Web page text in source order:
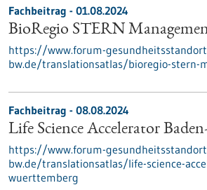
Fachbeitrag - 01.08.2024
BioRegio STERN
https://www.forum-
bw.de/translationsatlas/bioregio-stern-
Fachbeitrag - 08.08.2024
Life Science Accelerator
https://www.forum-
bw.de/translationsatlas/life-science-
wuerttemberg